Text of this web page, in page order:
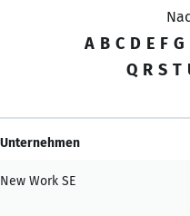
A B C D E F G
Q R S T
Unternehmen
New Work SE